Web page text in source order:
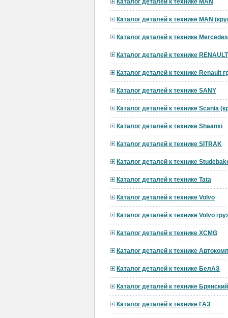
Каталог деталей к технике MAN
Каталог деталей к технике MAN
Каталог деталей к технике
Каталог деталей к технике RENAULT
Каталог деталей к технике Renault
Каталог деталей к технике SANY
Каталог деталей к технике Scania
Каталог деталей к технике Shaanxi
Каталог деталей к технике SITRAK
Каталог деталей к технике
Каталог деталей к технике Tata
Каталог деталей к технике Volvo
Каталог деталей к технике Volvo
Каталог деталей к технике XCMG
Каталог деталей к технике
Каталог деталей к технике БелАЗ
Каталог деталей к технике
Каталог деталей к технике ГАЗ